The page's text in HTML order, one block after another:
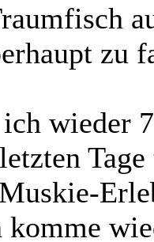
zu
wieder